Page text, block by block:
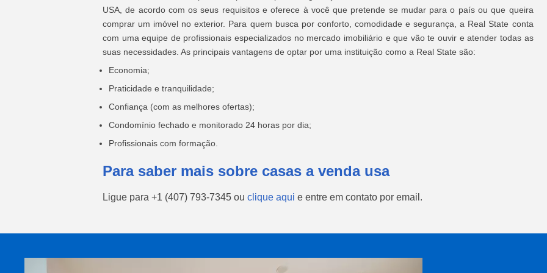
USA, de acordo com os seus requisitos e oferece à você que pretende se mudar para o país ou que queira
comprar um imóvel no exterior. Para quem busca por conforto, comodidade e segurança, a Real State conta
com uma equipe de profissionais especializados no mercado imobiliário e que vão te ouvir e atender todas as
suas necessidades. As principais vantagens de optar por uma instituição como a Real State são:
Economia;
Praticidade e tranquilidade;
Confiança (com as melhores ofertas);
Condomínio fechado e monitorado 24 horas por dia;
Profissionais com formação.
Para saber mais sobre casas a venda usa
Ligue para +1 (407) 793-7345 ou clique aqui e entre em contato por email.